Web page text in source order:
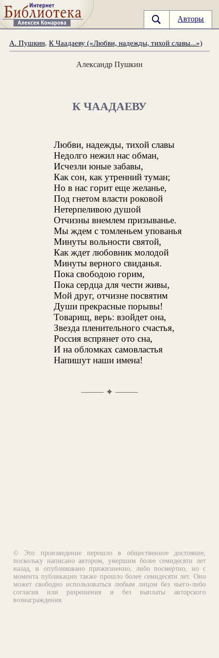
Авторы
А. Пушкин.К Чаадаеву («Любви, надежды, тихой славы...»)
Александр Пушкин
К ЧААДАЕВУ
Любви, надежды, тихой славы
Недолго нежил нас обман,
Исчезли юные забавы,
Как сон, как утренний туман;
Но в нас горит еще желанье,
Под гнетом власти роковой
Нетерпеливою душой
Отчизны внемлем призыванье.
Мы ждем с томленьем упованья
Минуты вольности святой,
Как ждет любовник молодой
Минуты верного свиданья.
Пока свободою горим,
Пока сердца для чести живы,
Мой друг, отчизне посвятим
Души прекрасные порывы!
Товарищ, верь: взойдет она,
Звезда пленительного счастья,
Россия вспрянет ото сна,
И на обломках самовластья
Напишут наши имена!
✦
© Это произведение перешло в общественное достояние,
поскольку написано автором, умершим более семидесяти лет
назад, и опубликовано прижизненно, либо посмертно, но с
момента публикации также прошло более семидесяти лет. Оно
может свободно использоваться любым лицом без чьего-либо
согласия или разрешения и без выплаты авторского
вознаграждения.